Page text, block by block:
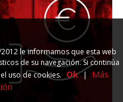
le informamos que esta web
de su navegación. Si continúa
uso de cookies. Ok | Más